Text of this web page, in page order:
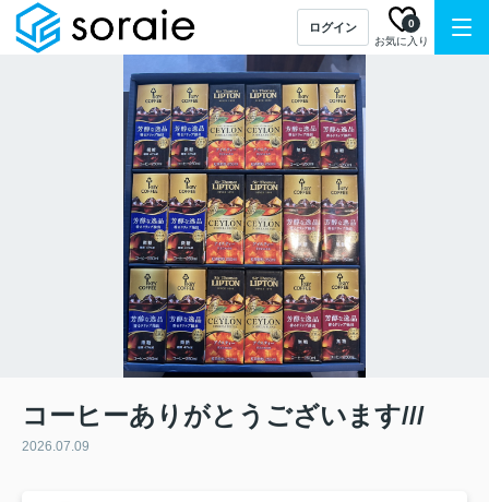
ログイン
お気に入り
0
コーヒーありがとうございます///
2026.07.09